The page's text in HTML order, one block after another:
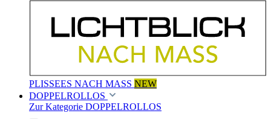
PLISSEES NACH MASS NEW
DOPPELROLLOS
Zur Kategorie DOPPELROLLOS